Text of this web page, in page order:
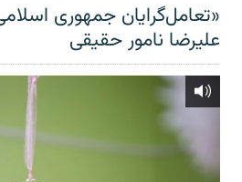
«تعامل‌گرایان جمهوری
علیرضا نامور حقیقی